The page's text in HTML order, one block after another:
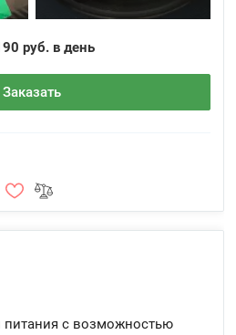
руб. в день
Заказать
питания с возможностью